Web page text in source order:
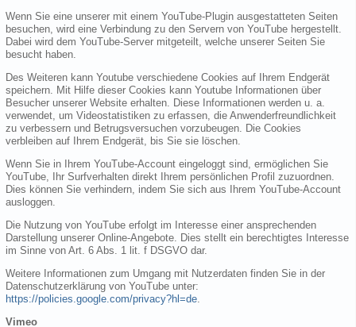
Wenn Sie eine unserer mit einem YouTube-Plugin ausgestatteten Seiten
besuchen, wird eine Verbindung zu den Servern von YouTube hergestellt.
Dabei wird dem YouTube-Server mitgeteilt, welche unserer Seiten Sie
besucht haben.
Des Weiteren kann Youtube verschiedene Cookies auf Ihrem Endgerät
speichern. Mit Hilfe dieser Cookies kann Youtube Informationen über
Besucher unserer Website erhalten. Diese Informationen werden u. a.
verwendet, um Videostatistiken zu erfassen, die Anwenderfreundlichkeit
zu verbessern und Betrugsversuchen vorzubeugen. Die Cookies
verbleiben auf Ihrem Endgerät, bis Sie sie löschen.
Wenn Sie in Ihrem YouTube-Account eingeloggt sind, ermöglichen Sie
YouTube, Ihr Surfverhalten direkt Ihrem persönlichen Profil zuzuordnen.
Dies können Sie verhindern, indem Sie sich aus Ihrem YouTube-Account
ausloggen.
Die Nutzung von YouTube erfolgt im Interesse einer ansprechenden
Darstellung unserer Online-Angebote. Dies stellt ein berechtigtes Interesse
im Sinne von Art. 6 Abs. 1 lit. f DSGVO dar.
Weitere Informationen zum Umgang mit Nutzerdaten finden Sie in der
Datenschutzerklärung von YouTube unter:
https://policies.google.com/privacy?hl=de
Vimeo